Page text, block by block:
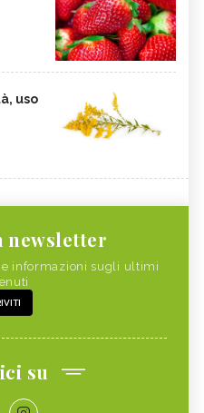
uso
newsletter
informazioni sugli ultimi
su